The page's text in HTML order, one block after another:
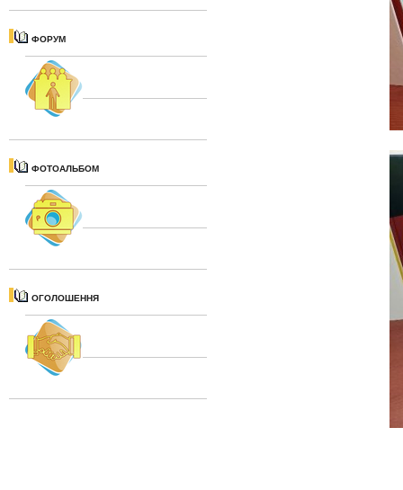
ФОРУМ
ФОТОАЛЬБОМ
ОГОЛОШЕННЯ